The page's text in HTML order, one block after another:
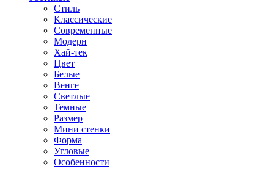
Стиль
Классические
Современные
Модерн
Хай-тек
Цвет
Белые
Венге
Светлые
Темные
Размер
Мини стенки
Форма
Угловые
Особенности